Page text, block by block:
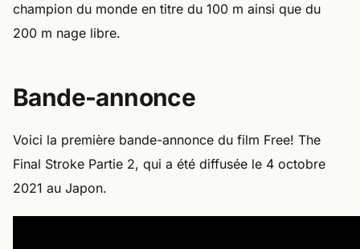
champion du monde en titre du 100 m ainsi que du
200 m nage libre.
Bande-annonce
Voici la première bande-annonce du film Free! The
Final Stroke Partie 2, qui a été diffusée le 4 octobre
2021 au Japon.